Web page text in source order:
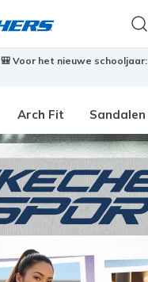
🎒 Voor het nieuwe schooljaar:
Arch Fit Sandalen